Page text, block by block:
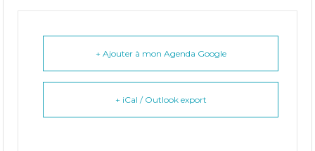
+ Ajouter à mon Agenda Google
+ iCal / Outlook export